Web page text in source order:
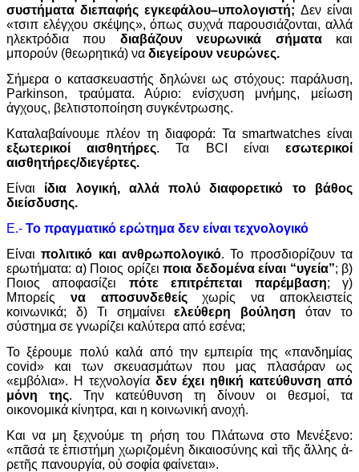
συστήματα διεπαφής εγκεφάλου–υπολογιστή; Δεν είναι
«τσιπ ελέγχου σκέψης», όπως συχνά παρουσιάζονται, αλλά
ηλεκτρόδια που διαβάζουν νευρωνικά σήματα και
μπορούν (θεωρητικά) να διεγείρουν νευρώνες.
Σήμερα ο κατασκευαστής δηλώνει ως στόχους: παράλυση,
Parkinson, τραύματα. Αύριο: ενίσχυση μνήμης, μείωση
άγχους, βελτιστοποίηση συγκέντρωσης.
Καταλαβαίνουμε πλέον τη διαφορά: Τα smartwatches είναι
εξωτερικοί αισθητήρες. Τα BCI είναιεσωτερικοί
αισθητήρες/διεγέρτες.
Είναι ίδια λογική, αλλά πολύ διαφορετικό το βάθος
διείσδυσης.
Ε.- Το πραγματικό ερώτημα δεν είναι τεχνολογικό
Είναιπολιτικό και ανθρωπολογικό. Το προσδιορίζουν τα
ερωτήματα: α) Ποιος ορίζει ποια δεδομένα είναι “υγεία”; β)
Ποιος αποφασίζει πότε επιτρέπεται παρέμβαση; γ)
Μπορείς να αποσυνδεθείςχωρίς να αποκλειστείς
κοινωνικά; δ) Τι σημαίνειελεύθερη βούληση όταν το
σύστημα σε γνωρίζει καλύτερα από εσένα;
Το ξέρουμε πολύ καλά από την εμπειρία της «πανδημίας
covid» και των σκευασμάτων που μας πλασάραν ως
«εμβόλια». Η τεχνολογία δεν έχει ηθική κατεύθυνση από
μόνη της. Την κατεύθυνση τη δίνουν οι θεσμοί, τα
οικονομικά κίνητρα, και η κοινωνική ανοχή.
Και να μη ξεχνούμε τη ρήση του Πλάτωνα στο Μενέξενο:
«πᾶ­σά τε ἐ­πι­στή­μη χω­ρι­ζο­μέ­νη δι­και­ο­σύ­νης καὶ τῆς ἄλ­λης ἀ­
ρε­τῆς πα­νουρ­γί­α, οὐ σο­φί­α φα­ί­νε­ται».